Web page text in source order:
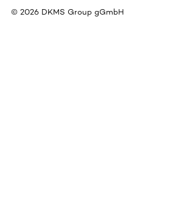
© 2026 DKMS Group gGmbH